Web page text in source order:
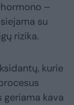
–
su
rizika.
kurie
geriama kava